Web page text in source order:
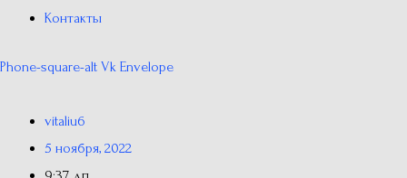
Контакты
Phone-square-alt Vk Envelope
vitaliu6
5 ноября, 2022